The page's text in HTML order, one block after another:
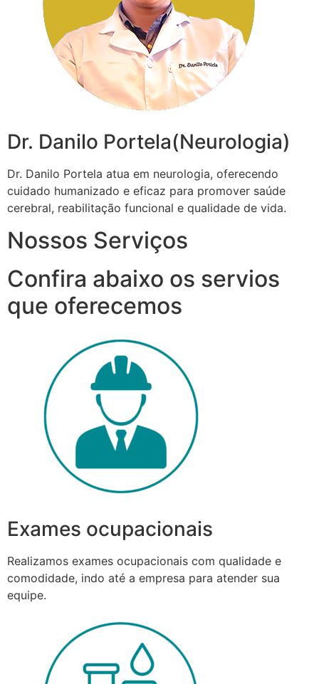
Dr. Danilo Portela(Neurologia)
Dr. Danilo Portela atua em neurologia, oferecendo
cuidado humanizado e eficaz para promover saúde
cerebral, reabilitação funcional e qualidade de vida.
Nossos Serviços
Confira abaixo os servios
que oferecemos
Exames ocupacionais
Realizamos exames ocupacionais com qualidade e
comodidade, indo até a empresa para atender sua
equipe.